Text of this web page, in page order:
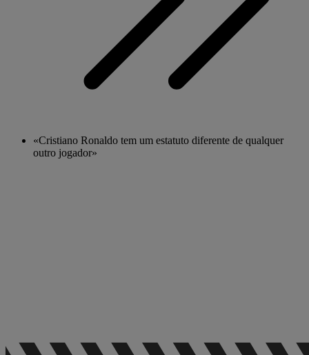
«Cristiano Ronaldo tem um estatuto diferente de qualquer
outro jogador»